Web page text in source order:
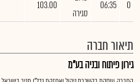
0
06:35
סגירה
103.00
תיאור חברה
גירון פיתוח ובניה בע"מ